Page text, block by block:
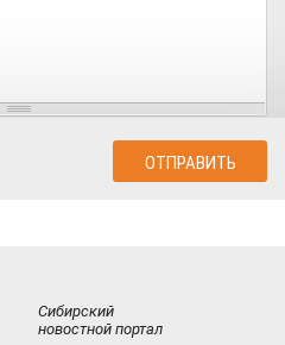
Сибирский
новостной портал